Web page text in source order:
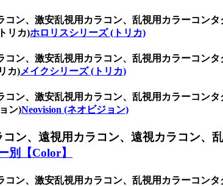
ン、激安乱視用カラコン、乱視用カラーコン
リカ)ホロリスシリーズ (トリカ)
ン、激安乱視用カラコン、乱視用カラーコン
カ)メイクシリーズ (トリカ)
ン、激安乱視用カラコン、乱視用カラーコン
ン)Neovision (ネオビジョン)
ン、遠視用カラコン、遠視カラコン、
別【Color】
ン、激安乱視用カラコン、乱視用カラーコン